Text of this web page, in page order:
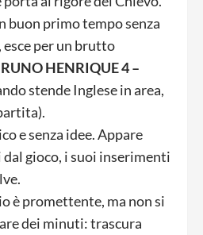
buon primo tempo senza
esce per un brutto
HENRIQUE 4 –
stendeInglese in area,
e senza idee. Appare
gioco, i suoi inserimenti
è promettente, ma non si
dei minuti: trascura